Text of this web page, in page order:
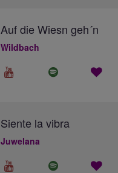
Auf die Wiesn geh´n
Wildbach
Siente la vibra
Juwelana